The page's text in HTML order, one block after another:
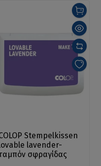
Stempelkissen
lavender-
σφραγίδας